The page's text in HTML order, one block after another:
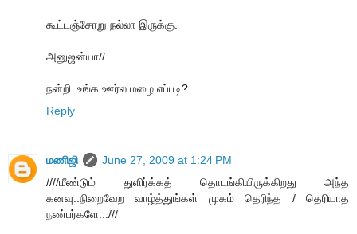
கூட்டஞ்சோறு நல்லா இருக்கு.
அனுஜன்யா//
நன்றி..உங்க ஊர்ல மழை எப்படி?
Reply
மணிஜி
June 27, 2009 at 1:24 PM
////மீண்டும் துளிர்க்கத் தொடங்கியிருக்கிறது அந்த
கனவு..நிறைவேற வாழ்த்துங்கள் முகம் தெரிந்த / தெரியாத
நண்பர்களே...///